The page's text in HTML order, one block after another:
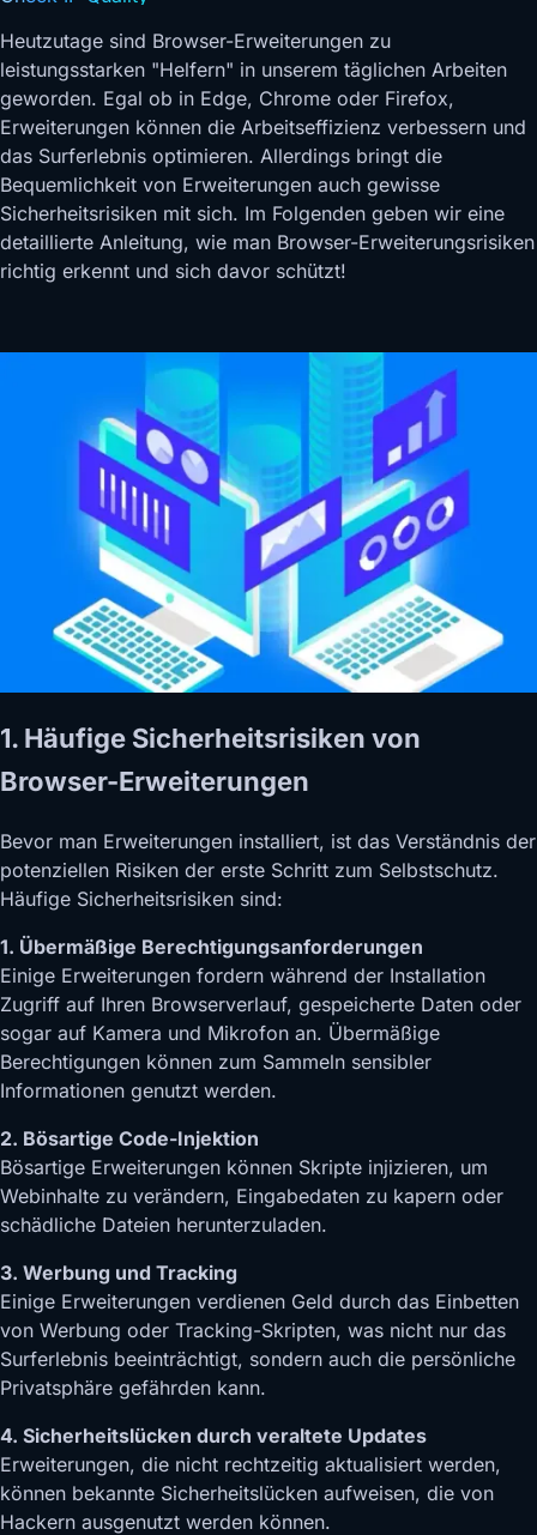
Heutzutage sind Browser-Erweiterungen zu
leistungsstarken "Helfern" in unserem täglichen Arbeiten
geworden. Egal ob in Edge, Chrome oder Firefox,
Erweiterungen können die Arbeitseffizienz verbessern und
das Surferlebnis optimieren. Allerdings bringt die
Bequemlichkeit von Erweiterungen auch gewisse
Sicherheitsrisiken mit sich. Im Folgenden geben wir eine
detaillierte Anleitung, wie man Browser-Erweiterungsrisiken
richtig erkennt und sich davor schützt!
1. Häufige Sicherheitsrisiken von
Browser-Erweiterungen
Bevor man Erweiterungen installiert, ist das Verständnis der
potenziellen Risiken der erste Schritt zum Selbstschutz.
Häufige Sicherheitsrisiken sind:
1. Übermäßige Berechtigungsanforderungen
Einige Erweiterungen fordern während der Installation
Zugriff auf Ihren Browserverlauf, gespeicherte Daten oder
sogar auf Kamera und Mikrofon an. Übermäßige
Berechtigungen können zum Sammeln sensibler
Informationen genutzt werden.
2. Bösartige Code-Injektion
Bösartige Erweiterungen können Skripte injizieren, um
Webinhalte zu verändern, Eingabedaten zu kapern oder
schädliche Dateien herunterzuladen.
3. Werbung und Tracking
Einige Erweiterungen verdienen Geld durch das Einbetten
von Werbung oder Tracking-Skripten, was nicht nur das
Surferlebnis beeinträchtigt, sondern auch die persönliche
Privatsphäre gefährden kann.
4. Sicherheitslücken durch veraltete Updates
Erweiterungen, die nicht rechtzeitig aktualisiert werden,
können bekannte Sicherheitslücken aufweisen, die von
Hackern ausgenutzt werden können.